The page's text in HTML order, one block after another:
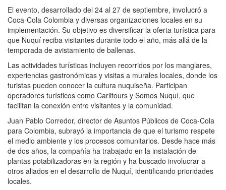
El evento, desarrollado del 24 al 27 de septiembre, involucró a
Coca-Cola Colombia y diversas organizaciones locales en su
implementación. Su objetivo es diversificar la oferta turística para
que Nuquí reciba visitantes durante todo el año, más allá de la
temporada de avistamiento de ballenas.
Las actividades turísticas incluyen recorridos por los manglares,
experiencias gastronómicas y visitas a murales locales, donde los
turistas pueden conocer la cultura nuquiseña. Participan
operadores turísticos como Carlitours y Somos Nuquí, que
facilitan la conexión entre visitantes y la comunidad.
Juan Pablo Corredor, director de Asuntos Públicos de Coca-Cola
para Colombia, subrayó la importancia de que el turismo respete
el medio ambiente y los procesos comunitarios. Desde hace más
de dos años, la compañía ha trabajado en la instalación de
plantas potabilizadoras en la región y ha buscado involucrar a
otros aliados en el desarrollo de Nuquí, identificando prioridades
locales.